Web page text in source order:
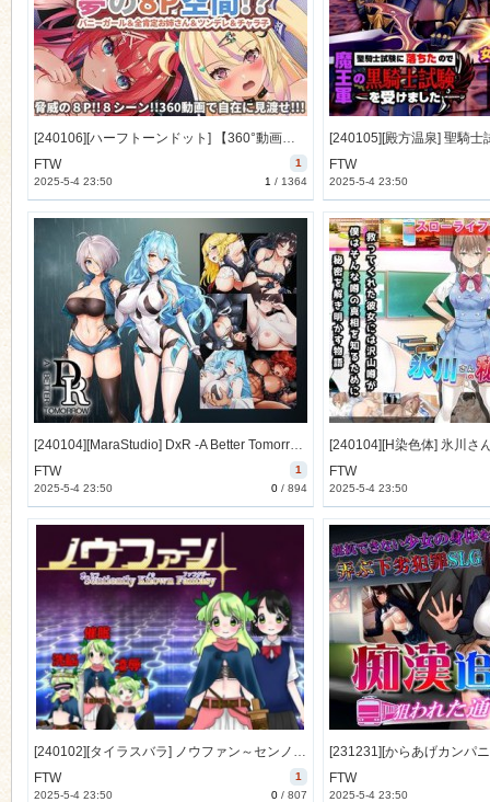
[240106][ハーフトーンドット] 【360°動画】夢の8P空間…！？ バニーガール&全肯定お姉さん&ツンデレ&チャラ子 [434M] [RJ01137951]
1
FTW
1 / 1364
2025-5-4 23:50
FTW
2025-5-4 23:50
[240104][MaraStudio] DxR -A Better Tomorrow- [1740M] [RJ01137621]
1
FTW
0/ 894
2025-5-4 23:50
FTW
2025-5-4 23:50
[240102][タイラスバラ] ノウファン～センノウファンタジー～ [354M] [RJ01127098]
1
FTW
0/ 807
2025-5-4 23:50
FTW
2025-5-4 23:50